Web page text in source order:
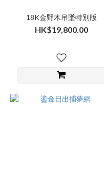
18K金野木吊墜特別版
HK$19,800.00